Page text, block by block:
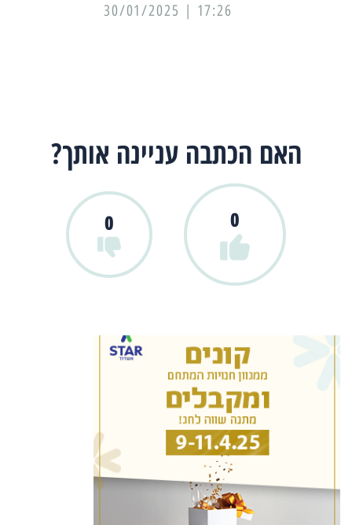
17:26 | 30/01/2025
האם הכתבה עניינה אותך?
0
0